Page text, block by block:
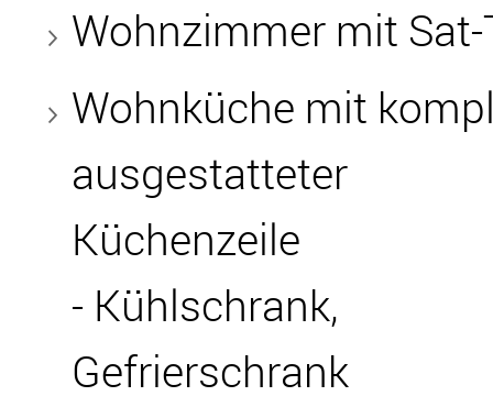
Wohnzimmer mit Sat-
Wohnküche mit
ausgestatteter
Küchenzeile
- Kühlschrank,
Gefrierschrank